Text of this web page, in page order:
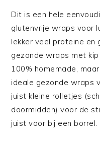
Dit is een hele
glutenvrije wraps voor
lekker veel proteine en
gezonde wraps met
100% homemade,
ideale gezonde wraps
juist kleine rolletjes
doormidden) voor de
juist voor bij een borrel.